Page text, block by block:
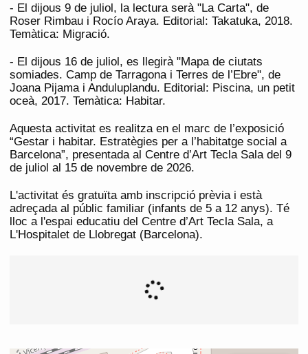
- El dijous 9 de juliol, la lectura serà "La Carta", de
Roser Rimbau i Rocío Araya. Editorial: Takatuka, 2018.
Temàtica: Migració.
- El dijous 16 de juliol, es llegirà "Mapa de ciutats
somiades. Camp de Tarragona i Terres de l’Ebre", de
Joana Pijama i Anduluplandu. Editorial: Piscina, un petit
oceà, 2017. Temàtica: Habitar.
Aquesta activitat es realitza en el marc de l’exposició
“Gestar i habitar. Estratègies per a l’habitatge social a
Barcelona”, presentada al Centre d’Art Tecla Sala del 9
de juliol al 15 de novembre de 2026.
L'activitat és gratuïta amb inscripció prèvia i està
adreçada al públic familiar (infants de 5 a 12 anys). Té
lloc a l'espai educatiu del Centre d’Art Tecla Sala, a
L'Hospitalet de Llobregat (Barcelona).